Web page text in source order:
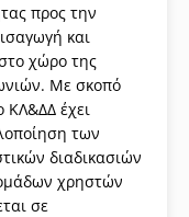
προς την
και
χώρο της
Με σκοπό
έχει
των
διαδικασιών
χρηστών
σε